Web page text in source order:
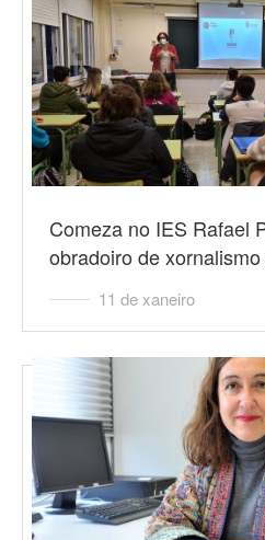
Comeza no IES Rafael
obradoiro de
11 de xaneiro